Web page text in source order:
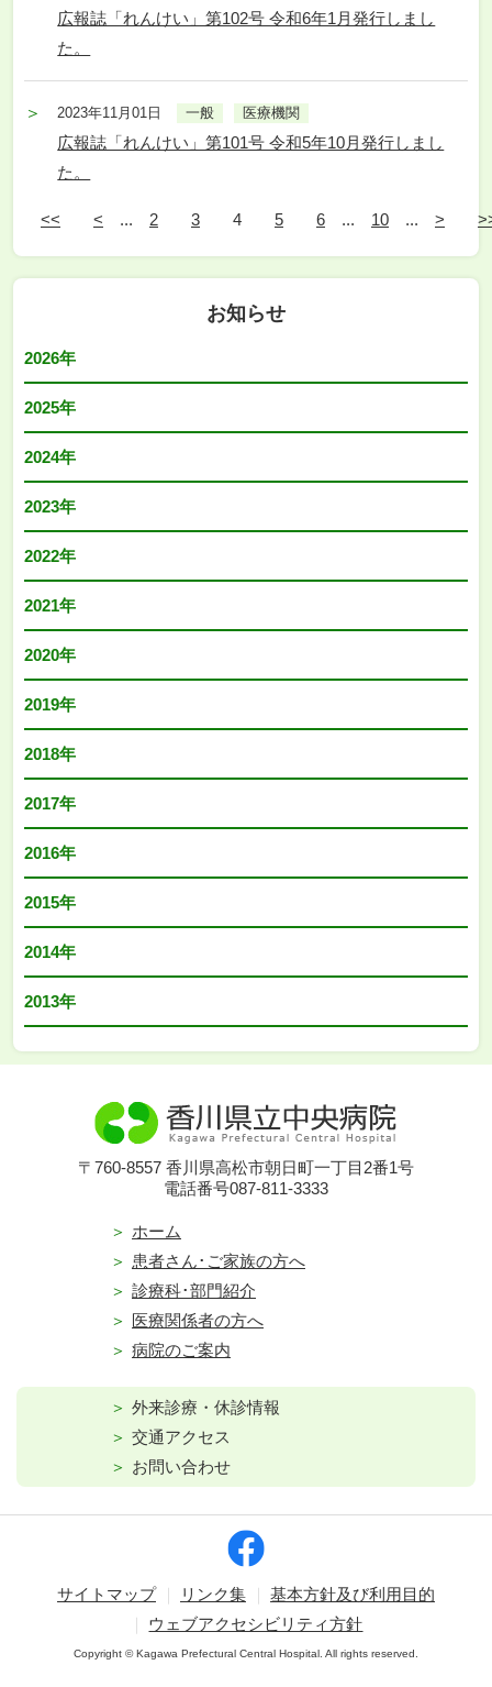
広報誌「れんけい」第102号 令和6年1月発行しまし
た。
2023年11月01日 一般 医療機関
広報誌「れんけい」第101号 令和5年10月発行しまし
た。
<< < ... 2 3 4 5 6 ... 10 ... >
お知らせ
2026年
2025年
2024年
2023年
2022年
2021年
2020年
2019年
2018年
2017年
2016年
2015年
2014年
2013年
〒760-8557 香川県高松市朝日町一丁目2番1号
電話番号087-811-3333
ホーム
患者さん･ご家族の方へ
診療科･部門紹介
医療関係者の方へ
病院のご案内
外来診療・休診情報
交通アクセス
お問い合わせ
サイトマップ リンク集
基本方針及び利用目的
ウェブアクセシビリティ方針
Copyright © Kagawa Prefectural Central Hospital. All rights reserved.